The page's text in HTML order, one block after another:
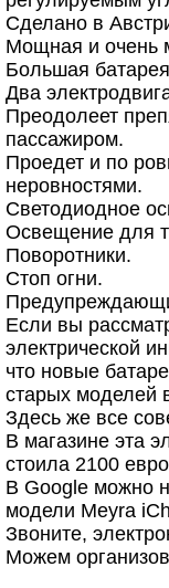
Сделано в
Мощная и очень
Большая
Два
Преодолеет
пассажиром.
Проедет и по
неровностями.
Светодиодное
Освещение для
Поворотники.
Стоп огни.
Если вы
электрической
что новые
старых моделей
Здесь же все
В магазине эта
стоила 2100
В Google можно
модели Meyra
Звоните,
Можем